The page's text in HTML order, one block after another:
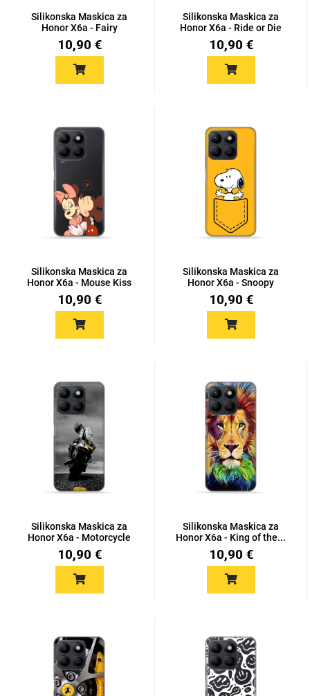
Silikonska Maskica za
Honor X6a - Fairy
10,90 €
Silikonska Maskica za
Honor X6a - Ride or Die
10,90 €
Silikonska Maskica za
Honor X6a - Mouse Kiss
10,90 €
Silikonska Maskica za
Honor X6a - Snoopy
10,90 €
Silikonska Maskica za
Honor X6a - Motorcycle
10,90 €
Silikonska Maskica za
Honor X6a - King of the...
10,90 €